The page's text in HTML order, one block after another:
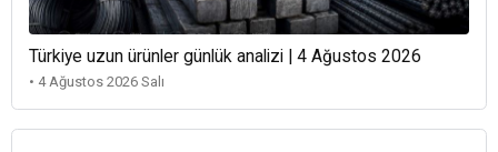
Türkiye uzun ürünler günlük analizi | 4 Ağustos 2026
• 4 Ağustos 2026 Salı